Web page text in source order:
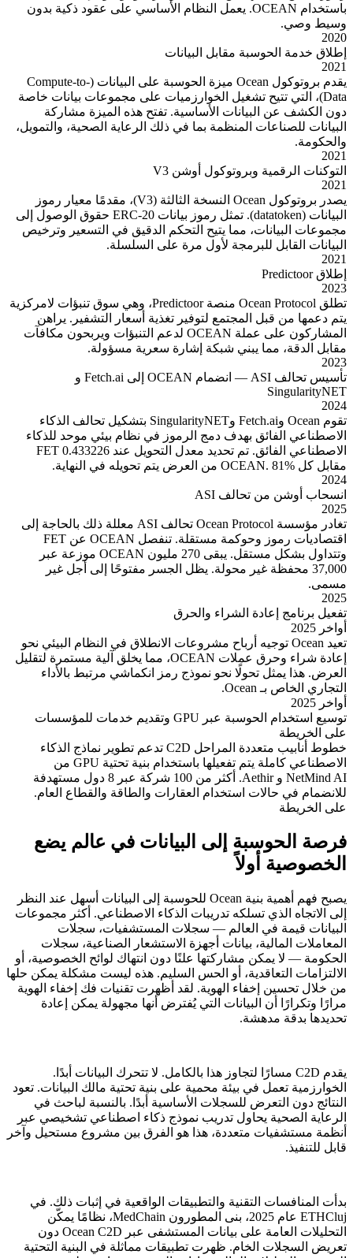
باستخدام OCEAN. يعمل النظام الأساسي على عقود ذكية بدون
وسيط وصي.
2020
إطلاق خدمة الحوسبة مقابل البيانات
2021
يقدم بروتوكول Ocean ميزة الحوسبة على البيانات (Compute-to-
Data)، التي تتيح تشغيل الخوارزميات على مجموعات بيانات خاصة
دون الكشف عن البيانات الأساسية. تفتح هذه الميزة مشاركة
البيانات للصناعات المنظمة بما في ذلك الرعاية الصحية، والتمويل،
والحكومة.
2021
التوكنات الرقمية وبروتوكول أوشن V3
2021
يصدر بروتوكول Ocean النسخة الثالثة (V3)، مقدمًا معيار رموز
البيانات (datatoken). تمثل رموز بيانات ERC-20 حقوق الوصول إلى
مجموعات البيانات، مما يتيح التحكم الدقيق في التسعير وترخيص
البيانات القابل للبرمجة لأول مرة على السلسلة.
2021
إطلاق Predictoor
2023
تطلق Ocean Protocol منصة Predictoor، وهي سوق تنبؤات لامركزية
يتم دعمها من قبل المجتمع لتوفير تغذية أسعار التشفير. يراهن
المشاركون على عملة OCEAN لدعم التنبؤات ويربحون مكافآت
مقابل الدقة، مما يبني شبكة إشارة سعرية مسؤولة.
2023
تأسيس تحالف ASI — انضمام OCEAN إلى Fetch.ai و
SingularityNET
2024
تقوم Ocean وFetch.ai وSingularityNET بتشكيل تحالف الذكاء
الاصطناعي الفائق بهدف دمج الرموز في نظام بيئي موحد للذكاء
الاصطناعي الفائق. تم تحديد معدل التحويل عند 0.433226 FET
مقابل كل OCEAN. 81% من العرض يتم تحويله في النهاية.
2024
انسحاب أوشن من تحالف ASI
2025
تغادر مؤسسة Ocean Protocol تحالف ASI معللة ذلك بالحاجة إلى
اقتصاديات رموز وحوكمة مستقلة. تنفصل OCEAN عن FET
وتتداول بشكل مستقل. يبقى 270 مليون OCEAN موزعة عبر
37,000 محفظة غير محولة. يظل الجسر مفتوحًا إلى أجل غير
مسمى.
2025
تفعيل برنامج إعادة الشراء والحرق
أواخر 2025
تعيد Ocean توجيه أرباح مشروعات الانطلاق في النظام البيئي نحو
إعادة شراء وحرق عملات OCEAN، مما يخلق آلية مستمرة لتقليل
العرض. هذا يمثل تحولًا نحو نموذج رمز انكماشي مرتبط بالأداء
التجاري الخاص بـ Ocean.
أواخر 2025
توسيع استخدام الحوسبة عبر GPU وتقديم خدمات للمؤسسات
على الخريطة
خطوط أنابيب متعددة المراحل C2D تدعم تطوير نماذج الذكاء
الاصطناعي كاملة يتم تفعيلها باستخدام بنية تحتية GPU من
NetMind AI و Aethir. أكثر من 100 شركة عبر 8 دول مستهدفة
للانضمام في حالات استخدام العقارات والطاقة والقطاع العام.
على الخريطة
فرصة الحوسبة إلى البيانات في عالم يضع
الخصوصية أولاً
يصبح فهم أهمية بنية Ocean للحوسبة إلى البيانات أسهل عند النظر
إلى الاتجاه الذي تسلكه تدريبات الذكاء الاصطناعي. أكثر مجموعات
البيانات قيمة في العالم — سجلات المستشفيات، سجلات
المعاملات المالية، بيانات أجهزة الاستشعار الصناعية، سجلات
الحكومة — لا يمكن مشاركتها علنًا دون انتهاك لوائح الخصوصية، أو
الالتزامات التعاقدية، أو الحس السليم. هذه ليست مشكلة يمكن حلها
من خلال تحسين إخفاء الهوية. لقد أظهرت تقنيات فك إخفاء الهوية
مرارًا وتكرارًا أن البيانات التي يُفترض أنها مجهولة يمكن إعادة
تحديدها بدقة مدهشة.
يقدم C2D مسارًا لتجاوز هذا بالكامل. لا تتحرك البيانات أبدًا.
الخوارزمية تعمل في بيئة محمية على بنية تحتية مالك البيانات. تعود
النتائج دون التعرض للسجلات الأساسية أبدًا. بالنسبة لباحث في
الرعاية الصحية يحاول تدريب نموذج ذكاء اصطناعي تشخيصي عبر
أنظمة مستشفيات متعددة، هذا هو الفرق بين مشروع مستحيل وآخر
قابل للتنفيذ.
بدأت المنافسات التقنية والتطبيقات الواقعية في إثبات ذلك. في
ETHCluj عام 2025، بنى المطورون MedChain، نظامًا يمكّن
التحليلات العامة على بيانات المستشفى عبر Ocean C2D دون
تعريض السجلات الخام. ظهرت تطبيقات مماثلة في البنية التحتية